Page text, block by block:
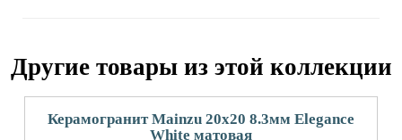
Другие товары из этой коллекции
Керамогранит Mainzu 20x20 8.3мм Elegance
White матовая